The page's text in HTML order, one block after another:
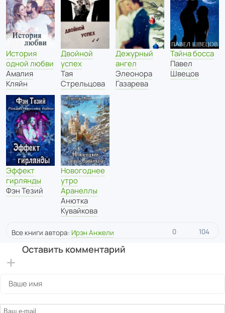
История
одной любви
Амалия
Кляйн
Двойной
успех
Тая
Стрельцова
Дежурный
ангел
Элеонора
Газарева
Тайна босса
Павел
Швецов
Эффект
гирлянды
Фэн Тезий
Новогоднее
утро
Аранеллы
Анютка
Кувайкова
Все книги автора: Ирэн Анжели 0 104
Оставить комментарий